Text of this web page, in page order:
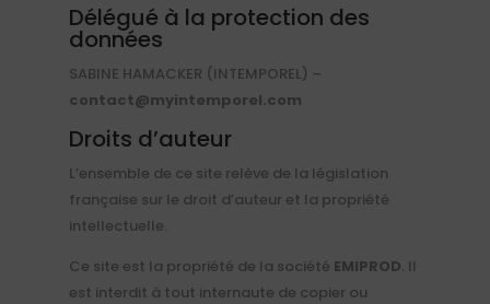
Délégué à la protection des
données
SABINE HAMACKER (INTEMPOREL) –
contact@myintemporel.com
Droits d’auteur
L’ensemble de ce site relève de la législation
française sur le droit d’auteur et la propriété
intellectuelle.
Ce site est la propriété de la société EMIPROD. Il
est interdit à tout internaute de copier ou